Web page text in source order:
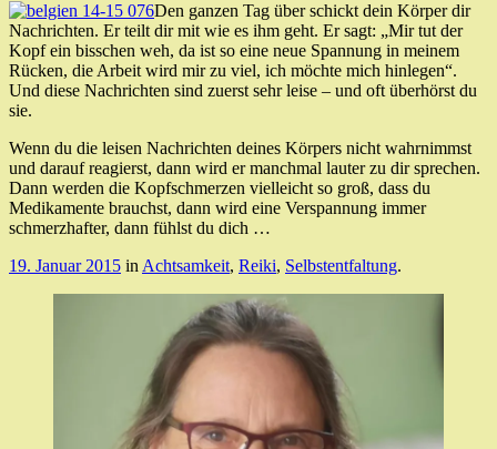
Den ganzen Tag über schickt dein Körper dir
Nachrichten. Er teilt dir mit wie es ihm geht. Er sagt: „Mir tut der
Kopf ein bisschen weh, da ist so eine neue Spannung in meinem
Rücken, die Arbeit wird mir zu viel, ich möchte mich hinlegen“.
Und diese Nachrichten sind zuerst sehr leise – und oft überhörst du
sie.
Wenn du die leisen Nachrichten deines Körpers nicht wahrnimmst
und darauf reagierst, dann wird er manchmal lauter zu dir sprechen.
Dann werden die Kopfschmerzen vielleicht so groß, dass du
Medikamente brauchst, dann wird eine Verspannung immer
schmerzhafter, dann fühlst du dich …
19. Januar 2015 in Achtsamkeit, Reiki, Selbstentfaltung.